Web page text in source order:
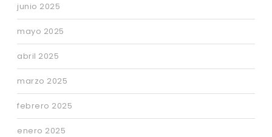
junio 2025
mayo 2025
abril 2025
marzo 2025
febrero 2025
enero 2025